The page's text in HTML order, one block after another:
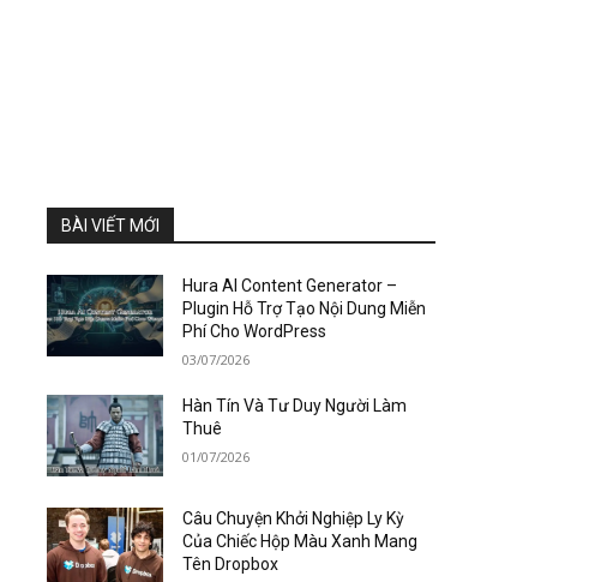
BÀI VIẾT MỚI
Hura AI Content Generator –
Plugin Hỗ Trợ Tạo Nội Dung Miễn
Phí Cho WordPress
03/07/2026
Hàn Tín Và Tư Duy Người Làm
Thuê
01/07/2026
Câu Chuyện Khởi Nghiệp Ly Kỳ
Của Chiếc Hộp Màu Xanh Mang
Tên Dropbox